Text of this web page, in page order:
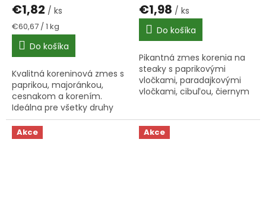
€1,82 / ks
Jednotková
cena:
€60,67 / 1 kg
Do košíka
Kvalitná koreninová zmes s
paprikou, majoránkou,
cesnakom a korením.
Ideálna pre všetky druhy
mletého mäsa, pečenie aj
grilovanie. Bez glutamánu
sodného.
€1,98 / ks
Do košíka
Pikantná zmes korenia na
steaky s paprikovými
vločkami, paradajkovými
vločkami, cibuľou, čiernym
Bez glutamánu sodného.
Akce Akce